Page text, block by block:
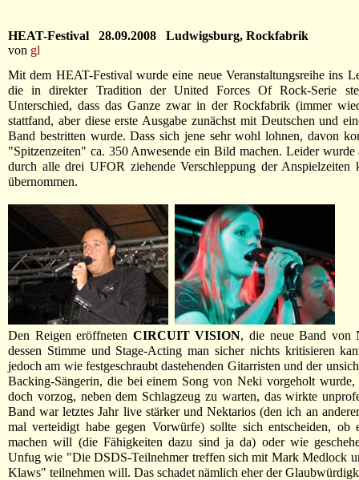
HEAT-Festival 28.09.2008 Ludwigsburg, Rockfabrik
von gl
Mit dem HEAT-Festival wurde eine neue Veranstaltungsreihe ins
die in direkter Tradition der United Forces Of Rock-Serie
Unterschied, dass das Ganze zwar in der Rockfabrik (immer
stattfand, aber diese erste Ausgabe zunächst mit Deutschen und
Band bestritten wurde. Dass sich jene sehr wohl lohnen, davon
"Spitzenzeiten" ca. 350 Anwesende ein Bild machen. Leider wurde
durch alle drei UFOR ziehende Verschleppung der Anspielzeiten
übernommen.
Den Reigen eröffneten CIRCUIT VISION, die neue Band von
dessen Stimme und Stage-Acting man sicher nichts kritisieren
jedoch am wie festgeschraubt dastehenden Gitarristen und der
Backing-Sängerin, die bei einem Song von Neki vorgeholt wurde,
doch vorzog, neben dem Schlagzeug zu warten, das wirkte
Band war letztes Jahr live stärker und Nektarios (den ich an
mal verteidigt habe gegen Vorwürfe) sollte sich entscheiden, ob
machen will (die Fähigkeiten dazu sind ja da) oder wie
Unfug wie "Die DSDS-Teilnehmer treffen sich mit Mark Medlock
Klaws" teilnehmen will. Das schadet nämlich eher der